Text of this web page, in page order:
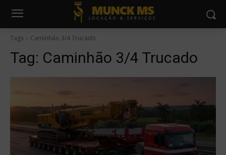
Tags Caminhão 3/4 Trucado
Tag: Caminhão 3/4 Trucado